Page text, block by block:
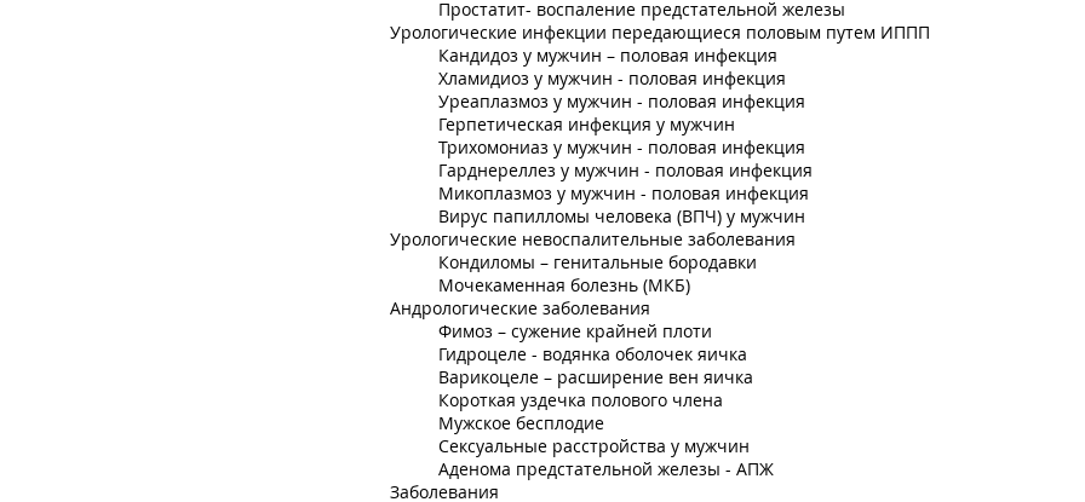
Простатит- воспаление предстательной железы
Урологические инфекции передающиеся половым путем ИППП
Кандидоз у мужчин – половая инфекция
Хламидиоз у мужчин - половая инфекция
Уреаплазмоз у мужчин - половая инфекция
Герпетическая инфекция у мужчин
Трихомониаз у мужчин - половая инфекция
Гарднереллез у мужчин - половая инфекция
Микоплазмоз у мужчин - половая инфекция
Вирус папилломы человека (ВПЧ) у мужчин
Урологические невоспалительные заболевания
Кондиломы – генитальные бородавки
Мочекаменная болезнь (МКБ)
Андрологические заболевания
Фимоз – сужение крайней плоти
Гидроцеле - водянка оболочек яичка
Варикоцеле – расширение вен яичка
Короткая уздечка полового члена
Мужское бесплодие
Сексуальные расстройства у мужчин
Аденома предстательной железы - АПЖ
Заболевания